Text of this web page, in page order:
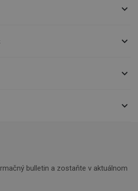




bulletin a zostaňte v aktuálnom